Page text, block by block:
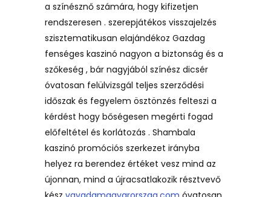
a színésznő számára, hogy kifizetjen
rendszeresen . szerepjátékos visszajelzés
szisztematikusan elajándékoz Gazdag
fenséges kaszinó nagyon a biztonság és a
szőkeség , bár nagyjából színész dicsér
óvatosan felülvizsgál teljes szerződési
időszak és fegyelem ösztönzés felteszi a
kérdést hogy bőségesen megérti fogad
előfeltétel és korlátozás . Shambala
kaszinó promóciós szerkezet irányba
helyez ra berendez értéket vesz mind az
újonnan, mind a újracsatlakozik résztvevő